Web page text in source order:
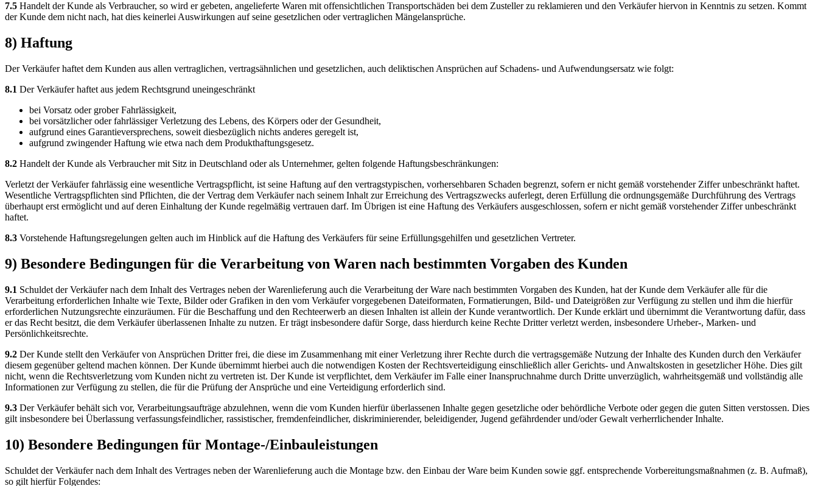
7.5 Handelt der Kunde als Verbraucher, so wird er gebeten, angelieferte Waren mit offensichtlichen Transportschäden bei dem Zusteller zu reklamieren und den Verkäufer hiervon in Kenntnis zu setzen. Kommt
der Kunde dem nicht nach, hat dies keinerlei Auswirkungen auf seine gesetzlichen oder vertraglichen Mängelansprüche.
8) Haftung
Der Verkäufer haftet dem Kunden aus allen vertraglichen, vertragsähnlichen und gesetzlichen, auch deliktischen Ansprüchen auf Schadens- und Aufwendungsersatz wie folgt:
8.1 Der Verkäufer haftet aus jedem Rechtsgrund uneingeschränkt
bei Vorsatz oder grober Fahrlässigkeit,
bei vorsätzlicher oder fahrlässiger Verletzung des Lebens, des Körpers oder der Gesundheit,
aufgrund eines Garantieversprechens, soweit diesbezüglich nichts anderes geregelt ist,
aufgrund zwingender Haftung wie etwa nach dem Produkthaftungsgesetz.
8.2 Handelt der Kunde als Verbraucher mit Sitz in Deutschland oder als Unternehmer, gelten folgende Haftungsbeschränkungen:
Verletzt der Verkäufer fahrlässig eine wesentliche Vertragspflicht, ist seine Haftung auf den vertragstypischen, vorhersehbaren Schaden begrenzt, sofern er nicht gemäß vorstehender Ziffer unbeschränkt haftet.
Wesentliche Vertragspflichten sind Pflichten, die der Vertrag dem Verkäufer nach seinem Inhalt zur Erreichung des Vertragszwecks auferlegt, deren Erfüllung die ordnungsgemäße Durchführung des Vertrags
überhaupt erst ermöglicht und auf deren Einhaltung der Kunde regelmäßig vertrauen darf. Im Übrigen ist eine Haftung des Verkäufers ausgeschlossen, sofern er nicht gemäß vorstehender Ziffer unbeschränkt
haftet.
8.3 Vorstehende Haftungsregelungen gelten auch im Hinblick auf die Haftung des Verkäufers für seine Erfüllungsgehilfen und gesetzlichen Vertreter.
9) Besondere Bedingungen für die Verarbeitung von Waren nach bestimmten Vorgaben des Kunden
9.1 Schuldet der Verkäufer nach dem Inhalt des Vertrages neben der Warenlieferung auch die Verarbeitung der Ware nach bestimmten Vorgaben des Kunden, hat der Kunde dem Verkäufer alle für die
Verarbeitung erforderlichen Inhalte wie Texte, Bilder oder Grafiken in den vom Verkäufer vorgegebenen Dateiformaten, Formatierungen, Bild- und Dateigrößen zur Verfügung zu stellen und ihm die hierfür
erforderlichen Nutzungsrechte einzuräumen. Für die Beschaffung und den Rechteerwerb an diesen Inhalten ist allein der Kunde verantwortlich. Der Kunde erklärt und übernimmt die Verantwortung dafür, dass
er das Recht besitzt, die dem Verkäufer überlassenen Inhalte zu nutzen. Er trägt insbesondere dafür Sorge, dass hierdurch keine Rechte Dritter verletzt werden, insbesondere Urheber-, Marken- und
Persönlichkeitsrechte.
9.2 Der Kunde stellt den Verkäufer von Ansprüchen Dritter frei, die diese im Zusammenhang mit einer Verletzung ihrer Rechte durch die vertragsgemäße Nutzung der Inhalte des Kunden durch den Verkäufer
diesem gegenüber geltend machen können. Der Kunde übernimmt hierbei auch die notwendigen Kosten der Rechtsverteidigung einschließlich aller Gerichts- und Anwaltskosten in gesetzlicher Höhe. Dies gilt
nicht, wenn die Rechtsverletzung vom Kunden nicht zu vertreten ist. Der Kunde ist verpflichtet, dem Verkäufer im Falle einer Inanspruchnahme durch Dritte unverzüglich, wahrheitsgemäß und vollständig alle
Informationen zur Verfügung zu stellen, die für die Prüfung der Ansprüche und eine Verteidigung erforderlich sind.
9.3 Der Verkäufer behält sich vor, Verarbeitungsaufträge abzulehnen, wenn die vom Kunden hierfür überlassenen Inhalte gegen gesetzliche oder behördliche Verbote oder gegen die guten Sitten verstossen. Dies
gilt insbesondere bei Überlassung verfassungsfeindlicher, rassistischer, fremdenfeindlicher, diskriminierender, beleidigender, Jugend gefährdender und/oder Gewalt verherrlichender Inhalte.
10) Besondere Bedingungen für Montage-/Einbauleistungen
Schuldet der Verkäufer nach dem Inhalt des Vertrages neben der Warenlieferung auch die Montage bzw. den Einbau der Ware beim Kunden sowie ggf. entsprechende Vorbereitungsmaßnahmen (z. B. Aufmaß),
so gilt hierfür Folgendes: